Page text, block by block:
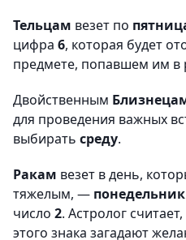
Тельцам везет по
цифра 6, которая будет
предмете, попавшем им в
Двойственным
для проведения важных
выбирать среду.
Ракам везет в день,
тяжелым, — понедельник
число 2. Астролог
этого знака загадают